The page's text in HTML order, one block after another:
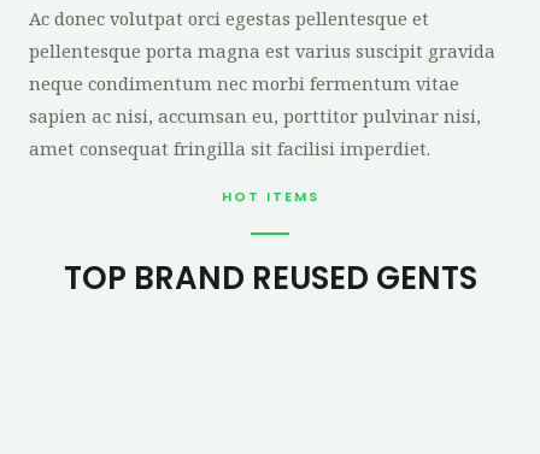
Ac donec volutpat orci egestas pellentesque et
pellentesque porta magna est varius suscipit gravida
neque condimentum nec morbi fermentum vitae
sapien ac nisi, accumsan eu, porttitor pulvinar nisi,
amet consequat fringilla sit facilisi imperdiet.
HOT ITEMS
TOP BRAND REUSED GENTS